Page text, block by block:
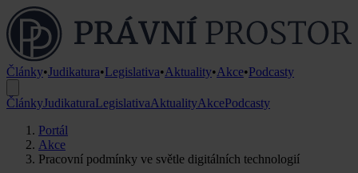
Články•Judikatura•Legislativa•Aktuality•Akce•Podcasty
ČlánkyJudikaturaLegislativaAktualityAkcePodcasty
Portál
Akce
Pracovní podmínky ve světle digitálních technologií